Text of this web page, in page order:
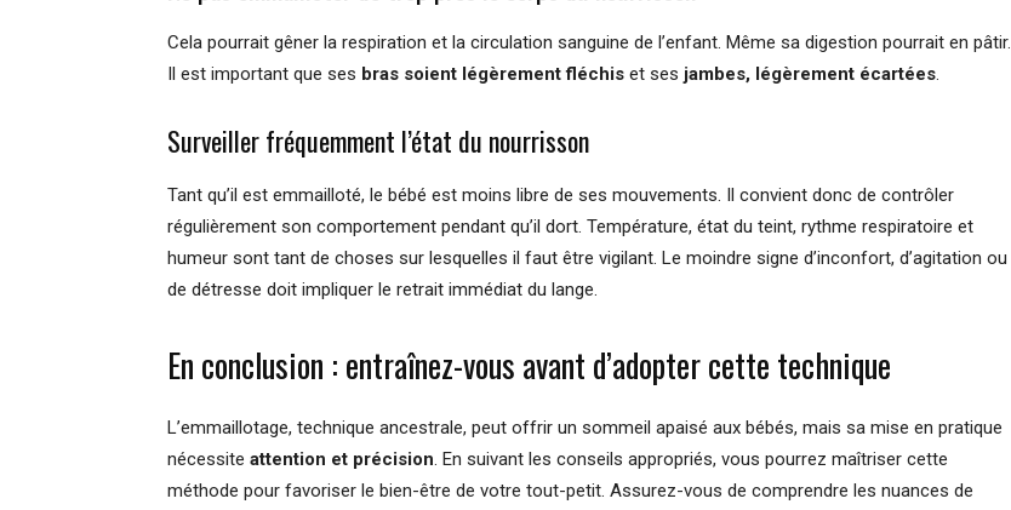
Cela pourrait gêner la respiration et la circulation sanguine de l’enfant. Même sa digestion pourrait en pâtir.
Il est important que ses bras soient légèrement fléchis et ses jambes, légèrement écartées.
Surveiller fréquemment l’état du nourrisson
Tant qu’il est emmailloté, le bébé est moins libre de ses mouvements. Il convient donc de contrôler
régulièrement son comportement pendant qu’il dort. Température, état du teint, rythme respiratoire et
humeur sont tant de choses sur lesquelles il faut être vigilant. Le moindre signe d’inconfort, d’agitation ou
de détresse doit impliquer le retrait immédiat du lange.
En conclusion : entraînez-vous avant d’adopter cette technique
L’emmaillotage, technique ancestrale, peut offrir un sommeil apaisé aux bébés, mais sa mise en pratique
nécessite attention et précision. En suivant les conseils appropriés, vous pourrez maîtriser cette
méthode pour favoriser le bien-être de votre tout-petit. Assurez-vous de comprendre les nuances de